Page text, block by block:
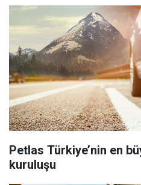
Petlas Türkiye’nin en
kuruluşu